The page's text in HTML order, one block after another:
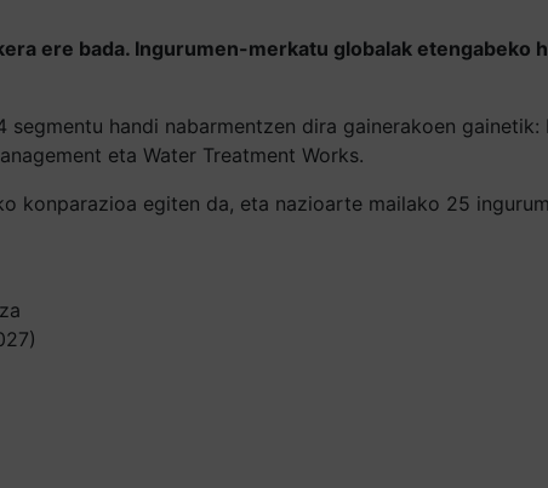
ere bada. Ingurumen-merkatu globalak etengabeko
handi nabarmentzen dira gainerakoen
eta Water Treatment Works.
konparazioa egiten da, eta nazioarte mailako 25